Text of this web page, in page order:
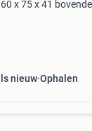
x 75 x 41
nieuw Ophalen